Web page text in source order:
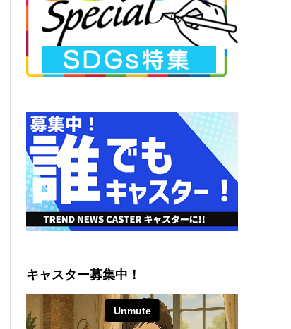
キャスター募集中！